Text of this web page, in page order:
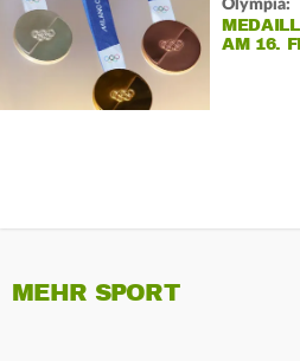
Olympia:
AM 16.
MEHR SPORT